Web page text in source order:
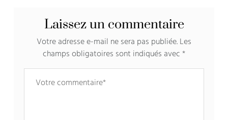
Laissez un commentaire
Votre adresse e-mail ne sera pas publiée.Les
champs obligatoires sont indiqués avec*